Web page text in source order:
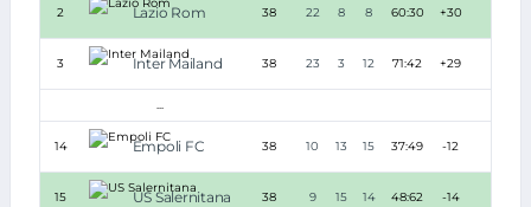
2 Lazio Rom 38 22 8 8 60:30 +30
3 Inter Mailand 38 23 3 12 71:42 +29
...
14 Empoli FC 38 10 13 15 37:49 -12
15 US Salernitana 38 9 15 14 48:62 -14